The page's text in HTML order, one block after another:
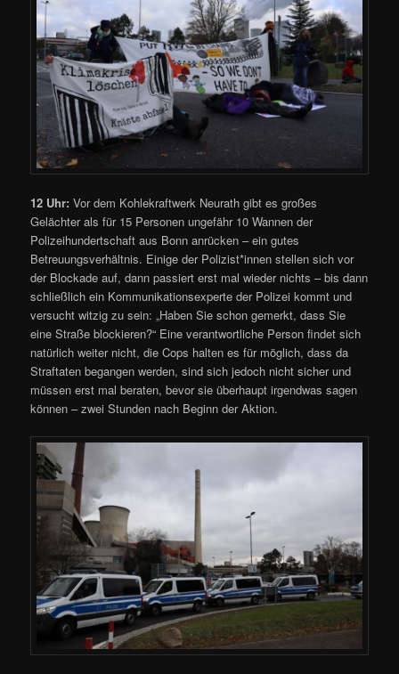
12 Uhr: Vor dem Kohlekraftwerk Neurath gibt es großes
Gelächter als für 15 Personen ungefähr 10 Wannen der
Polizeihundertschaft aus Bonn anrücken – ein gutes
Betreuungsverhältnis. Einige der Polizist*innen stellen sich vor
der Blockade auf, dann passiert erst mal wieder nichts – bis dann
schließlich ein Kommunikationsexperte der Polizei kommt und
versucht witzig zu sein: „Haben Sie schon gemerkt, dass Sie
eine Straße blockieren?“ Eine verantwortliche Person findet sich
natürlich weiter nicht, die Cops halten es für möglich, dass da
Straftaten begangen werden, sind sich jedoch nicht sicher und
müssen erst mal beraten, bevor sie überhaupt irgendwas sagen
können – zwei Stunden nach Beginn der Aktion.